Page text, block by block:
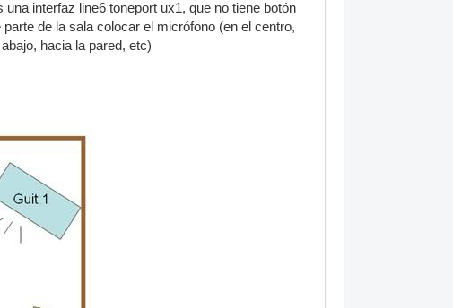
interfaz line6 toneport ux1, que no tiene botón
de la sala colocar el micrófono (en el centro,
hacia la pared, etc)